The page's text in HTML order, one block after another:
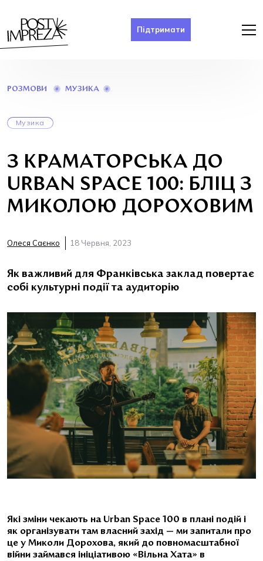
Підтримати
РОЗМОВИ МУЗИКА
БЛІЦ
З
МИКОЛОЮ
ДОРОХОВИМ
Музика
З КРАМАТОРСЬКА ДО
URBAN SPACE 100: БЛІЦ З
МИКОЛОЮ ДОРОХОВИМ
Олеся Саєнко 18 Червня, 2023
Як важливий для Франківська заклад повертає
собі культурні події та аудиторію
Які зміни чекають на Urban Space 100 в плані подій і
як організувати там власний захід — ми запитали про
це у Миколи Дорохова, який до повномасштабної
війни займався ініціативою «Вільна Хата» в